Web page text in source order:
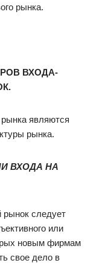
рынка.
ВХОДА-
являются
рынка.
ВХОДА НА
рынок следует
или
новым фирмам
свое дело в